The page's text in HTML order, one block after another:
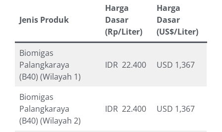
Jenis Produk
Harga
Dasar
(Rp/Liter)
Harga
Dasar
(US$/Liter)
Biomigas
Palangkaraya
(B40) (Wilayah 1)
IDR 22.400 USD 1,367
Biomigas
Palangkaraya
(B40) (Wilayah 2)
IDR 22.400 USD 1,367